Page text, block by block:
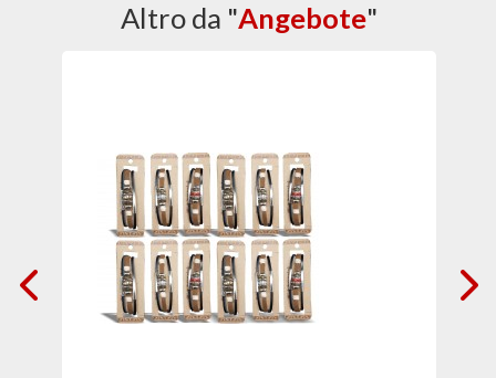
Altro da "Angebote"